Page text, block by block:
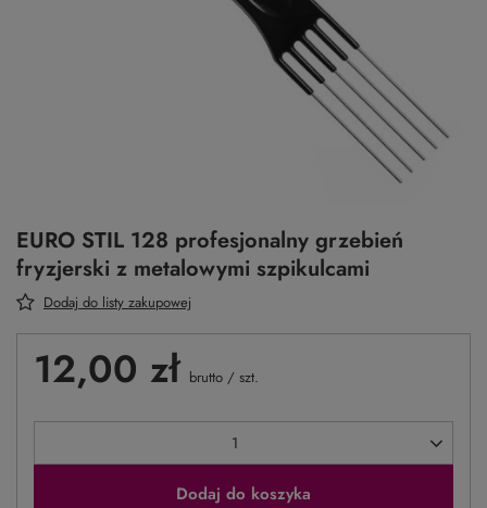
EURO STIL 128 profesjonalny grzebień
fryzjerski z metalowymi szpikulcami
Dodaj do listy zakupowej
12,00 zł brutto / szt.
Dodaj do koszyka